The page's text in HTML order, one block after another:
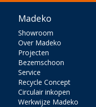
Madeko
Showroom
Over Madeko
Projecten
Bezemschoon
Service
Recycle Concept
Circulair inkopen
Werkwijze Madeko